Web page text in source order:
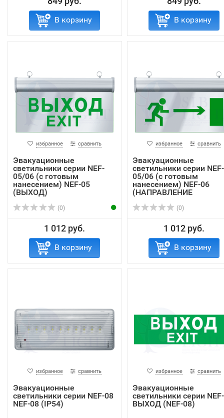
В корзину В корзину
избранное сравнить
Эвакуационные
светильники серии NEF-
05/06 (c готовым
нанесением) NEF-05
(ВЫХОД)
(0)
1 012 руб.
В корзину
избранное сравнить
Эвакуационные
светильники серии NEF-
05/06 (c готовым
нанесением) NEF-06
(НАПРАВЛЕНИЕ
(0)
1 012 руб.
В корзину
избранное сравнить
Эвакуационные
светильники серии NEF-08
NEF-08 (IP54)
избранное сравнить
Эвакуационные
светильники серии
ВЫХОД (NEF-08)